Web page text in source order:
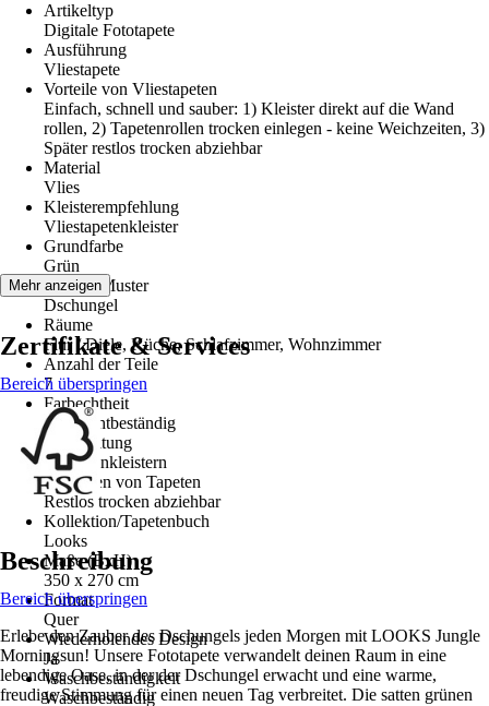
Artikeltyp
Digitale Fototapete
Ausführung
Vliestapete
Vorteile von Vliestapeten
Einfach, schnell und sauber: 1) Kleister direkt auf die Wand
rollen, 2) Tapetenrollen trocken einlegen - keine Weichzeiten, 3)
Später restlos trocken abziehbar
Material
Vlies
Kleisterempfehlung
Vliestapetenkleister
Grundfarbe
Grün
Dekor / Muster
Dschungel
Räume
Flur / Diele, Küche, Schlafzimmer, Wohnzimmer
Anzahl der Teile
7
Farbechtheit
Gut Lichtbeständig
Verarbeitung
Wand einkleistern
Entfernen von Tapeten
Restlos trocken abziehbar
Kollektion/Tapetenbuch
Looks
Maße (BxH)
350 x 270 cm
Format
Quer
Wiederholendes Design
Ja
Waschbeständigkeit
Waschbeständig
Mehr anzeigen
Zertifikate & Services
Bereich überspringen
Beschreibung
Bereich überspringen
Erlebe den Zauber des Dschungels jeden Morgen mit LOOKS Jungle
Morningsun! Unsere Fototapete verwandelt deinen Raum in eine
lebendige Oase, in der der Dschungel erwacht und eine warme,
freudige Stimmung für einen neuen Tag verbreitet. Die satten grünen